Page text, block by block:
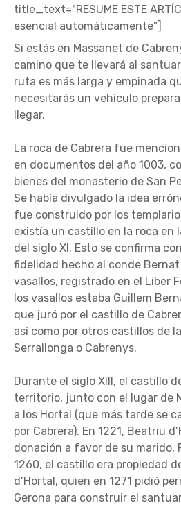
title_text="RESUME ESTE
esencial automáticamente"]
Si estás en Massanet de
camino que te llevará al
ruta es más larga y empinada
necesitarás un vehículo
llegar.
La roca de Cabrera fue
en documentos del año 1003,
bienes del monasterio de San
Se había divulgado la idea
fue construido por los
existía un castillo en la roca en
del siglo XI. Esto se confirma
fidelidad hecho al conde Bernat
vasallos, registrado en el Liber
los vasallos estaba Guillem
que juró por el castillo de
así como por otros castillos de
Serrallonga o Cabrenys.
Durante el siglo XIII, el castillo
territorio, junto con el lugar de
a los Hortal (que más tarde se
por Cabrera). En 1221, Beatriu
donación a favor de su marido,
1260, el castillo era propiedad
d’Hortal, quien en 1271 pidió
Gerona para construir el